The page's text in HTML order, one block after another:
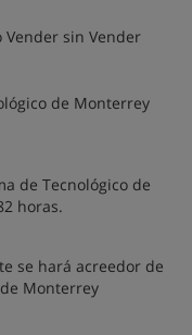
Vender sin Vender
de Monterrey
de Tecnológico de
horas.
se hará acreedor de
Monterrey